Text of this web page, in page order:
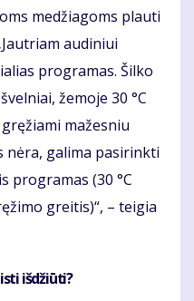
medžiagoms plauti
audiniui
programas. Šilko
žemoje 30 °C
mažesniu
nėra, galima pasirinkti
programas (30 °C
greitis)“, – teigia
išdžiūti?